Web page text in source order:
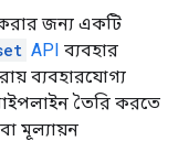
জন্য একটি
API ব্যবহার
ব্যবহারযোগ্য
তৈরি করতে
মূল্যায়ন